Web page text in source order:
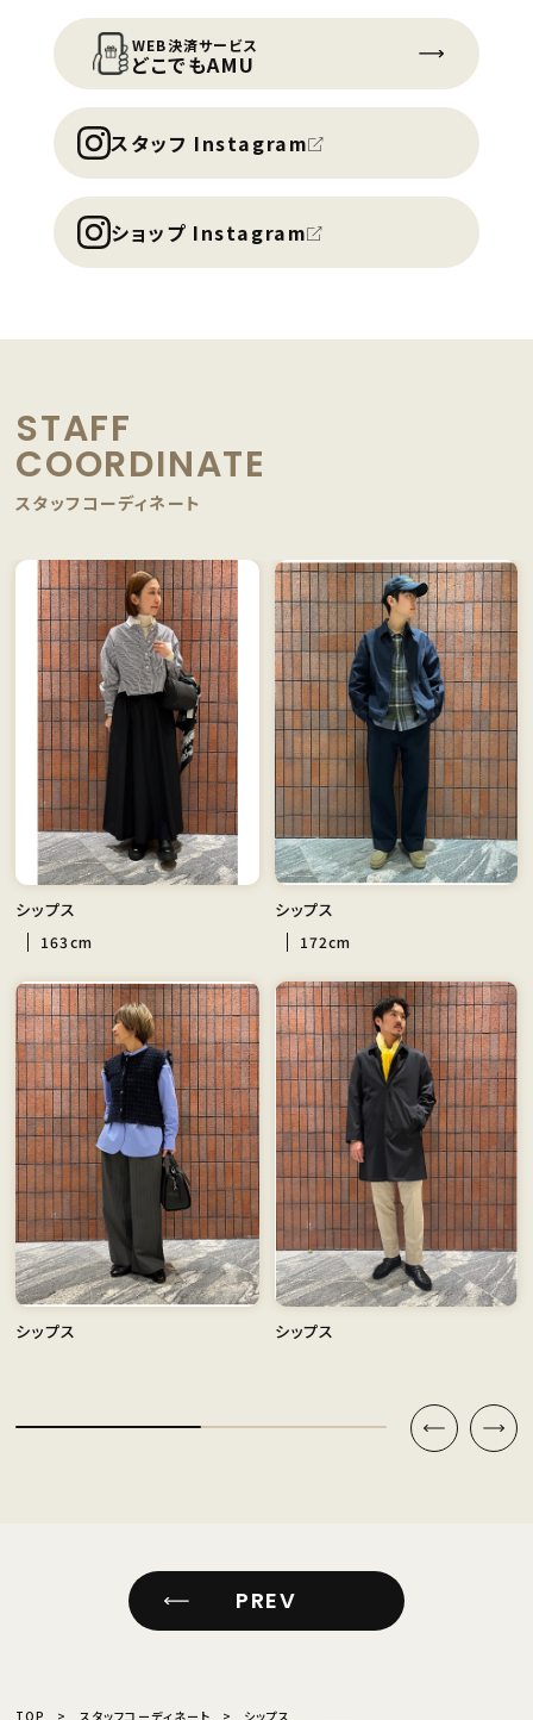
WEB決済サービス
どこでもAMU
スタッフ Instagram
ショップ Instagram
STAFF
COORDINATE
スタッフコーディネート
シップス
163cm
シップス
172cm
シップス シップス
PREV
TOP スタッフコーディネート シップス